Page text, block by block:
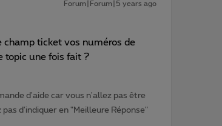
Forum|Forum|5 years ago
ticket vos numéros de
topic une fois fait ?
d'aide car vous n'allez pas être
d'indiquer en "Meilleure Réponse"